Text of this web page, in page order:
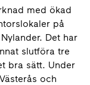
med ökad
på
Det har
slutföra tre
bra sätt. Under
och